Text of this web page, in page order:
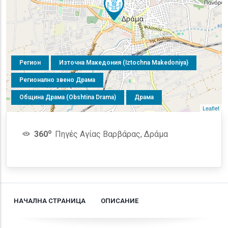
Регион Източна Македония (Iztochna Makedoniya)
Регионално звено Драма
Община Драма (Obshtina Drama) Драма
Leaflet
360o Πηγές Αγίας Βαρβάρας, Δράμα
НАЧАЛНА СТРАНИЦА ОПИСАНИЕ